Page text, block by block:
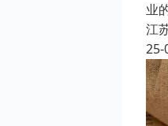
业
江
25-